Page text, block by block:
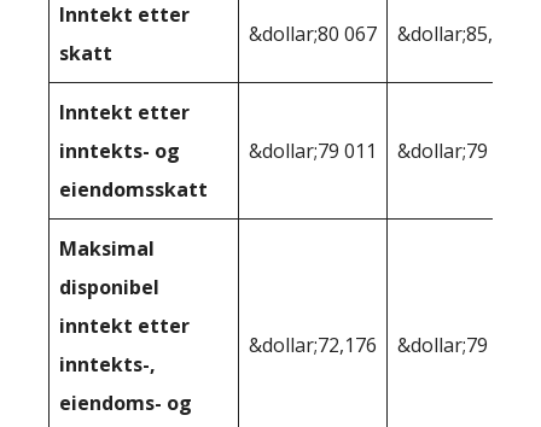
Inntekt etter
skatt
&dollar;80 067 &dollar;85,232
Inntekt etter
inntekts- og
eiendomsskatt
&dollar;79 011 &dollar;79 244
Maksimal
disponibel
inntekt etter
inntekts-,
eiendoms- og
&dollar;72,176 &dollar;79 244